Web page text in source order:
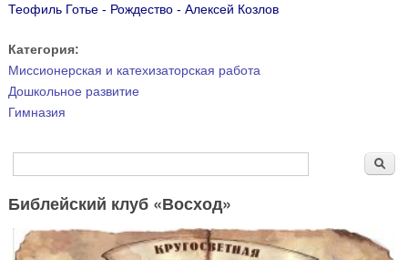
Теофиль Готье - Рождество - Алексей Козлов
Категория:
Миссионерская и катехизаторская работа
Дошкольное развитие
Гимназия
Форма поиска
Библейский клуб «Восход»